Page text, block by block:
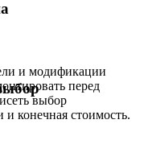
и модификации
перед
выбор
и конечная стоимость.